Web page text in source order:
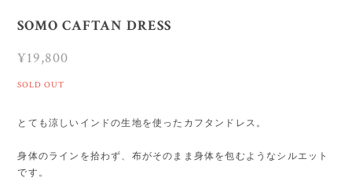
SOMO CAFTAN DRESS
¥19,800
SOLD OUT
とても涼しいインドの生地を使ったカフタンドレス。
身体のラインを拾わず、布がそのまま身体を包むようなシルエット
です。